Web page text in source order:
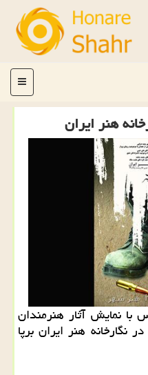
منو
هنر ایران
با نمایش آثار هنرمندان
نگارخانه هنر ایران برپا